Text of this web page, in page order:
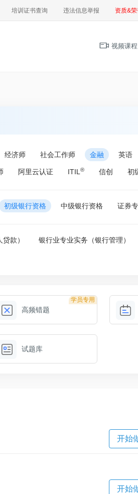
培训证书查询 违法信息举报 资质&
视频课程
经济师 社会工作师 金融 英语
阿里云认证 ITIL ® 信创 初
初级银行资格 中级银行资格 证券
款） 银行业专业实务（银行管理）
学员专用
高频错题
试题库
开始
开始